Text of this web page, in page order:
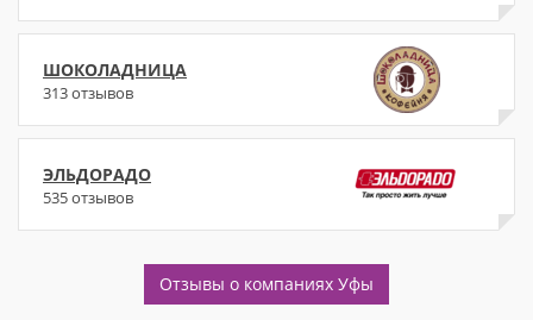
ШОКОЛАДНИЦА
313 отзывов
ЭЛЬДОРАДО
535 отзывов
Отзывы о компаниях Уфы